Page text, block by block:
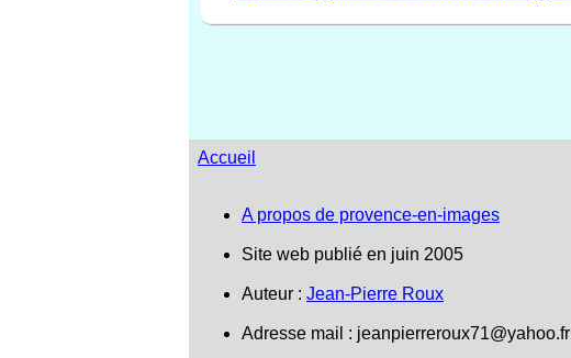
Accueil
A propos de provence-en-images
Site web publié en juin 2005
Auteur : Jean-Pierre Roux
Adresse mail : jeanpierreroux71@yahoo.fr